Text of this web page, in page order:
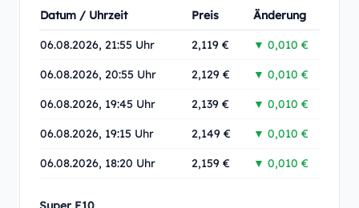
Datum / Uhrzeit
Preis Änderung
06.08.2026, 21:55 Uhr 2,119 € ▼ 0,010 €
06.08.2026, 20:55 Uhr 2,129 € ▼ 0,010 €
06.08.2026, 19:45 Uhr 2,139 € ▼ 0,010 €
06.08.2026, 19:15 Uhr 2,149 € ▼ 0,010 €
06.08.2026, 18:20 Uhr 2,159 € ▼ 0,010 €